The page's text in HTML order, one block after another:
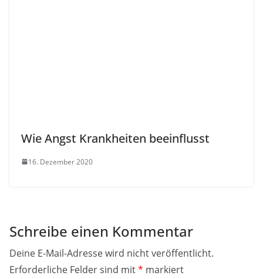
Wie Angst Krankheiten beeinflusst
16. Dezember 2020
Schreibe einen Kommentar
Deine E-Mail-Adresse wird nicht veröffentlicht.
Erforderliche Felder sind mit* markiert